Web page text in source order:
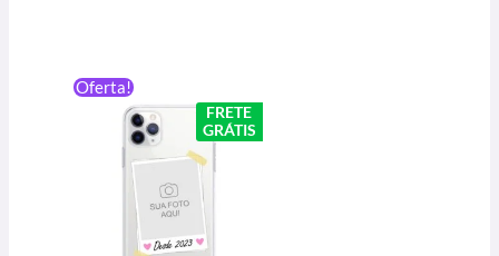
Oferta!
FRETE
GRÁTIS
original
era:
R$ 59,90.
preço
atual
é: